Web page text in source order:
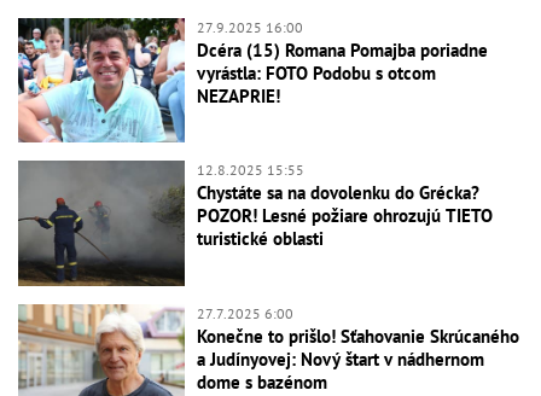
27.9.2025 16:00
Dcéra (15) Romana Pomajba poriadne
vyrástla: FOTO Podobu s otcom
NEZAPRIE!
12.8.2025 15:55
Chystáte sa na dovolenku do Grécka?
POZOR! Lesné požiare ohrozujú TIETO
turistické oblasti
27.7.2025 6:00
Konečne to prišlo! Sťahovanie Skrúcaného
a Judínyovej: Nový štart v nádhernom
dome s bazénom